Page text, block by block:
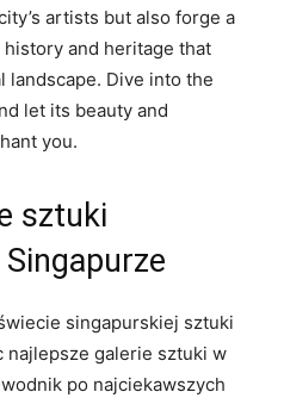
artists but also ⁤forge a
and ‌heritage⁢ that
landscape. Dive into the
let‌ its beauty and⁤
you.
sztuki
⁣singapurskiej sztuki
najlepsze‌ galerie sztuki w
po najciekawszych